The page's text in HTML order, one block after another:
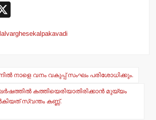
lalvarghesekalpakavadi
നാളെ വനം വകുപ്പ് സംഘം പരിശോധിക്കും.
കത്തിയെരിയാതിരിക്കാന്‍ മുയ്യം
സ്വന്തം കണ്ണ്.